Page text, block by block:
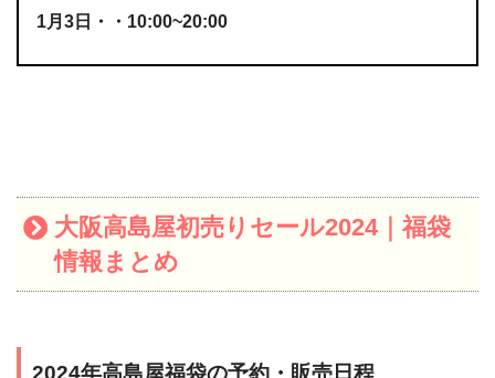
1月3日・・10:00~20:00
大阪高島屋初売りセール2024｜福袋
情報まとめ
2024年高島屋福袋の予約・販売日程